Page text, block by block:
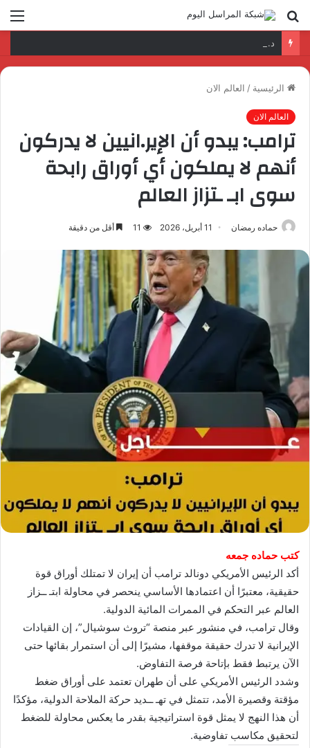
بحث
عن
الرئيسية / العالم الان
العالم الان
ترامب: يبدو أن الإير.انيين لا يدركون
أنهم لا يملكون أي أوراق رابحة
سوى ابـ ـتزاز العالم
حماده رمضان 11 أبريل، 2026 11 أقل من دقيقة
كتب حماده جمعه
أكد الرئيس الأمريكي دونالد ترامب أن إيران لا تمتلك أوراق قوة
حقيقية، معتبرًا أن اعتمادها الأساسي ينحصر في محاولة ابتـ ــزاز
العالم عبر التحكم في الممرات المائية الدولية.
وقال ترامب، في منشور عبر منصة “تروث سوشيال”، إن القيادات
الإيرانية لا تدرك حقيقة موقفها، مشيرًا إلى أن استمرار بقائها حتى
الآن يرتبط فقط بإتاحة فرصة التفاوض.
وشدد الرئيس الأمريكي على أن طهران تعتمد على أوراق ضغط
مؤقتة وقصيرة الأمد، تتمثل في تهـ ــديد حركة الملاحة الدولية، مؤكدًا
أن هذا النهج لا يمثل قوة استراتيجية بقدر ما يعكس محاولة للضغط
لتحقيق مكاسب تفاوضية.